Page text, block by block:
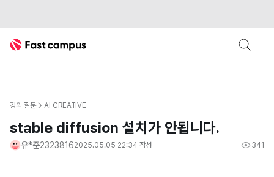
Fast Campus
강의 질문 AI CREATIVE
stable diffusion 설치가 안됩니다.
유*준23238162025.05.05 22:34 작성 341